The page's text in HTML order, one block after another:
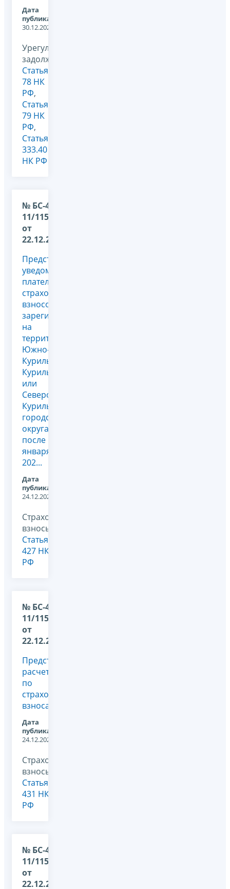
Дата
публикации:
30.12.2025
Урегулирование
задолженности,
Статья
78 НК
РФ,
Статья
79 НК
РФ,
Статья
333.40
НК РФ
№ БС-4-
11/11505@
от
22.12.2025
Представление
уведомления
плательщика
страховых
взносов,
зарегистрированного
на
территории
Южно-
Курильского,
Курильского
или
Северо-
Курильского
городского
округа
после 1
января
202...
Дата
публикации:
24.12.2025
Страховые
взносы,
Статья
427 НК
РФ
№ БС-4-
11/11504@
от
22.12.2025
Представление
расчета
по
страховым
взносам
Дата
публикации:
24.12.2025
Страховые
взносы,
Статья
431 НК
РФ
№ БС-4-
11/11507@
от
22.12.2025